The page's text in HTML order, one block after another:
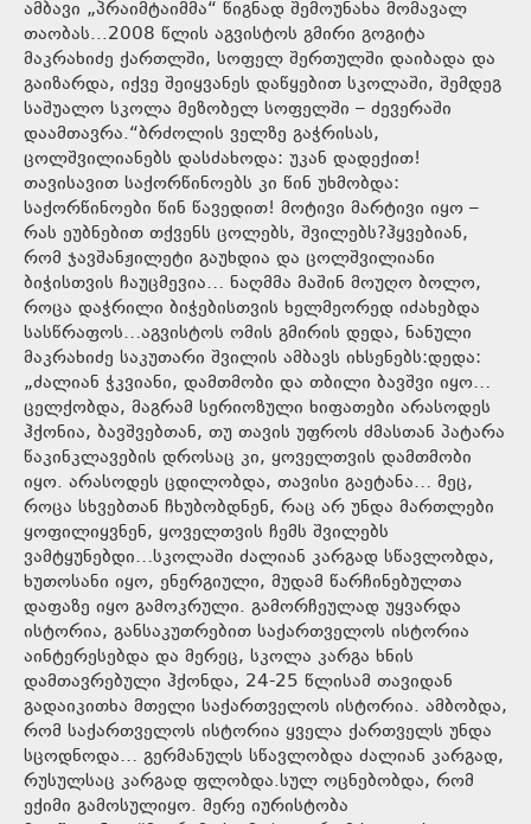
ამბავი „პრაიმტაიმმა“ წიგნად შემოუნახა მომავალ
თაობას...2008 წლის აგვისტოს გმირი გოგიტა
მაკრახიძე ქართლში, სოფელ შერთულში დაიბადა და
გაიზარდა, იქვე შეიყვანეს დაწყებით სკოლაში, შემდეგ
საშუალო სკოლა მეზობელ სოფელში – ძევერაში
დაამთავრა.“ბრძოლის ველზე გაჭრისას,
ცოლშვილიანებს დასძახოდა: უკან დადექით!
თავისავით საქორწინოებს კი წინ უხმობდა:
საქორწინოები წინ წავედით! მოტივი მარტივი იყო –
რას ეუბნებით თქვენს ცოლებს, შვილებს?ჰყვებიან,
რომ ჯავშანჟილეტი გაუხდია და ცოლშვილიანი
ბიჭისთვის ჩაუცმევია… ნაღმმა მაშინ მოუღო ბოლო,
როცა დაჭრილი ბიჭებისთვის ხელმეორედ იძახებდა
სასწრაფოს…აგვისტოს ომის გმირის დედა, ნანული
მაკრახიძე საკუთარი შვილის ამბავს იხსენებს:დედა:
„ძალიან ჭკვიანი, დამთმობი და თბილი ბავშვი იყო…
ცელქობდა, მაგრამ სერიოზული ხიფათები არასოდეს
ჰქონია, ბავშვებთან, თუ თავის უფროს ძმასთან პატარა
წაკინკლავების დროსაც კი, ყოველთვის დამთმობი
იყო. არასოდეს ცდილობდა, თავისი გაეტანა… მეც,
როცა სხვებთან ჩხუბობდნენ, რაც არ უნდა მართლები
ყოფილიყვნენ, ყოველთვის ჩემს შვილებს
ვამტყუნებდი…სკოლაში ძალიან კარგად სწავლობდა,
ხუთოსანი იყო, ენერგიული, მუდამ წარჩინებულთა
დაფაზე იყო გამოკრული. გამორჩეულად უყვარდა
ისტორია, განსაკუთრებით საქართველოს ისტორია
აინტერესებდა და მერეც, სკოლა კარგა ხნის
დამთავრებული ჰქონდა, 24-25 წლისამ თავიდან
გადაიკითხა მთელი საქართველოს ისტორია. ამბობდა,
რომ საქართველოს ისტორია ყველა ქართველს უნდა
სცოდნოდა… გერმანულს სწავლობდა ძალიან კარგად,
რუსულსაც კარგად ფლობდა.სულ ოცნებობდა, რომ
ექიმი გამოსულიყო. მერე იურისტობა